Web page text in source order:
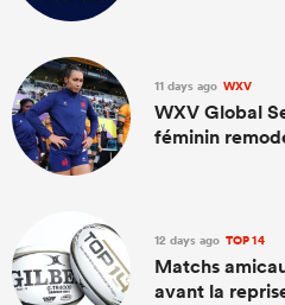
11 days ago WXV
WXV Global
féminin
12 days ago TOP 14
Matchs
avant la